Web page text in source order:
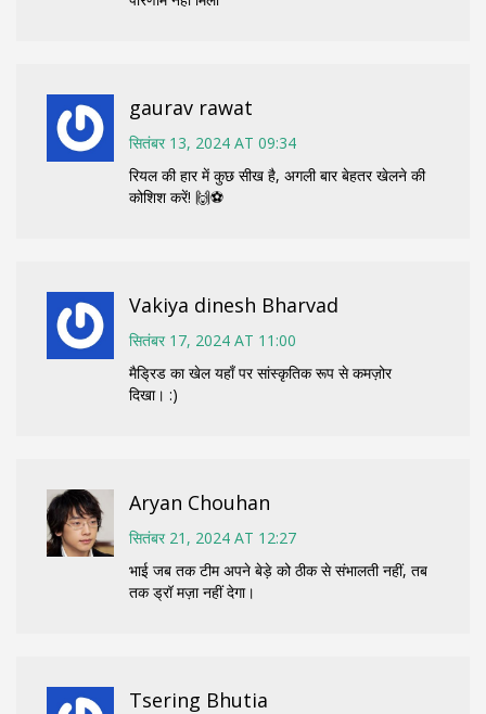
gaurav rawat
सितंबर 13, 2024 AT 09:34
रियल की हार में कुछ सीख है, अगली बार बेहतर खेलने की
कोशिश करें! 🙌⚽️
Vakiya dinesh Bharvad
सितंबर 17, 2024 AT 11:00
मैड्रिड का खेल यहाँ पर सांस्कृतिक रूप से कमज़ोर
दिखा। :)
Aryan Chouhan
सितंबर 21, 2024 AT 12:27
भाई जब तक टीम अपने बेड़े को ठीक से संभालती नहीं, तब
तक ड्रॉ मज़ा नहीं देगा।
Tsering Bhutia